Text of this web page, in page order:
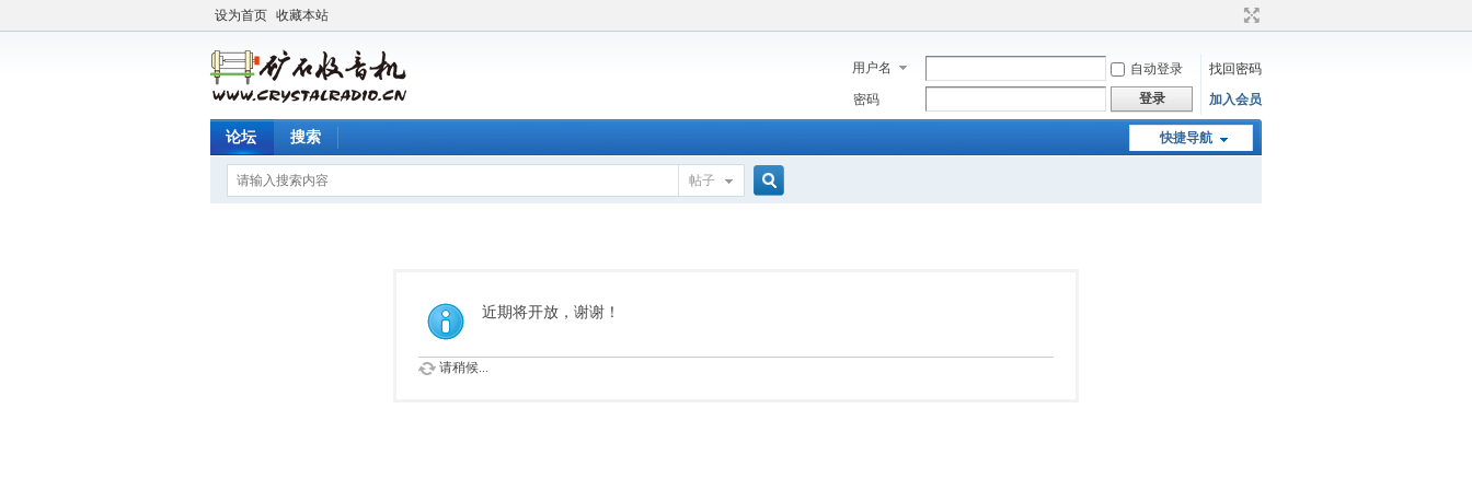
设为首页 收藏本站
用户名 自动登录
找回密码
密码
登录 加入会员
快捷导航
论坛 搜索
帖子
近期将开放，谢谢！
请稍候...